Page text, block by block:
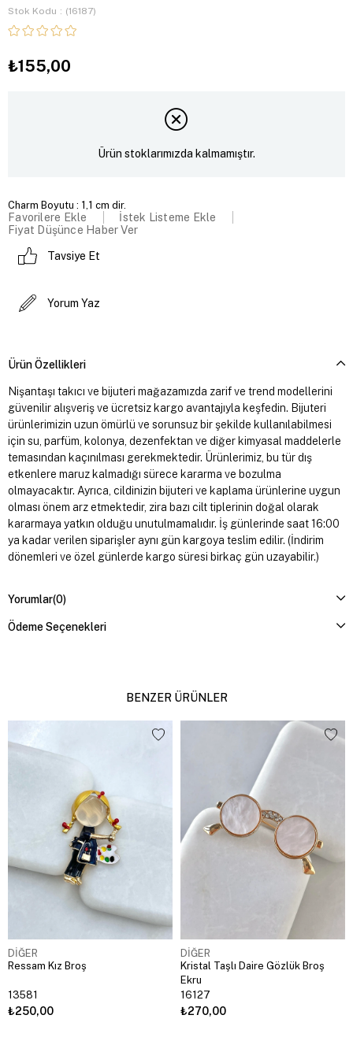
Stok Kodu (16187)
₺155,00
Ürün stoklarımızda kalmamıştır.
Charm Boyutu : 1,1 cm dir.
Favorilere Ekle
İstek Listeme Ekle
Fiyat Düşünce Haber Ver
Tavsiye Et
Yorum Yaz
Ürün Özellikleri
Nişantaşı takıcı ve bijuteri mağazamızda zarif ve trend modellerini
güvenilir alışveriş ve ücretsiz kargo avantajıyla keşfedin. Bijuteri
ürünlerimizin uzun ömürlü ve sorunsuz bir şekilde kullanılabilmesi
için su, parfüm, kolonya, dezenfektan ve diğer kimyasal maddelerle
temasından kaçınılması gerekmektedir. Ürünlerimiz, bu tür dış
etkenlere maruz kalmadığı sürece kararma ve bozulma
olmayacaktır. Ayrıca, cildinizin bijuteri ve kaplama ürünlerine uygun
olması önem arz etmektedir, zira bazı cilt tiplerinin doğal olarak
kararmaya yatkın olduğu unutulmamalıdır. İş günlerinde saat 16:00
ya kadar verilen siparişler aynı gün kargoya teslim edilir. (İndirim
dönemleri ve özel günlerde kargo süresi birkaç gün uzayabilir.)
Yorumlar(0)
Ödeme Seçenekleri
BENZER ÜRÜNLER
DİĞER
Ressam Kız Broş
13581
₺250,00
DİĞER
Kristal Taşlı Daire Gözlük Broş
Ekru
16127
₺270,00